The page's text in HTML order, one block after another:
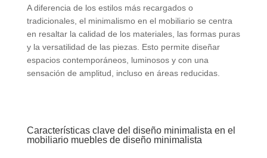
A diferencia de los estilos más recargados o
tradicionales, el minimalismo en el mobiliario se centra
en resaltar la calidad de los materiales, las formas puras
y la versatilidad de las piezas. Esto permite diseñar
espacios contemporáneos, luminosos y con una
sensación de amplitud, incluso en áreas reducidas.
Características clave del diseño minimalista en el
mobiliario muebles de diseño minimalista